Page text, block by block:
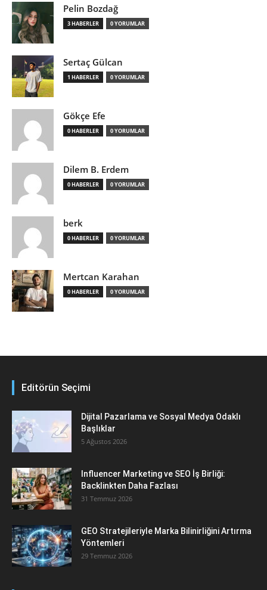
Pelin Bozdağ
3 HABERLER 0 YORUMLAR
Sertaç Gülcan
1 HABERLER 0 YORUMLAR
Gökçe Efe
0 HABERLER 0 YORUMLAR
Dilem B. Erdem
0 HABERLER 0 YORUMLAR
berk
0 HABERLER 0 YORUMLAR
Mertcan Karahan
0 HABERLER 0 YORUMLAR
Editörün Seçimi
Dijital Pazarlama ve Sosyal Medya Odaklı
Başlıklar
5 Ağustos 2026
Influencer Marketing ve SEO İş Birliği:
Backlinkten Daha Fazlası
31 Temmuz 2026
GEO Stratejileriyle Marka Bilinirliğini Artırma
Yöntemleri
29 Temmuz 2026